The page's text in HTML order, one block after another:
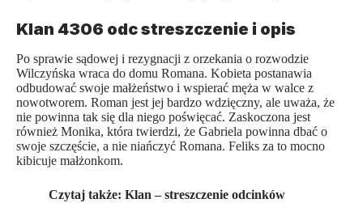
Klan 4306 odc streszczenie i opis
Po sprawie sądowej i rezygnacji z orzekania o rozwodzie
Wilczyńska wraca do domu Romana. Kobieta postanawia
odbudować swoje małżeństwo i wspierać męża w walce z
nowotworem. Roman jest jej bardzo wdzięczny, ale uważa, że
nie powinna tak się dla niego poświęcać. Zaskoczona jest
również Monika, która twierdzi, że Gabriela powinna dbać o
swoje szczęście, a nie niańczyć Romana. Feliks za to mocno
kibicuje małżonkom.
Czytaj także: Klan – streszczenie odcinków